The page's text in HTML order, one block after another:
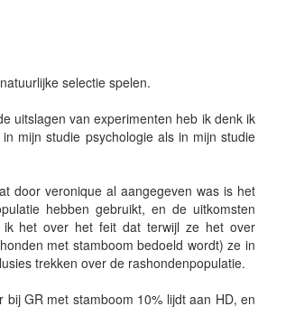
selectie spelen.
uitslagen van experimenten heb ik denk ik
mijn studie psychologie als in mijn studie
door veronique al aangegeven was is het
hebben gebruikt, en de uitkomsten
ik het over het feit dat terwijl ze het over
met stamboom bedoeld wordt) ze in
trekken over de rashondenpopulatie.
GR met stamboom 10% lijdt aan HD, en